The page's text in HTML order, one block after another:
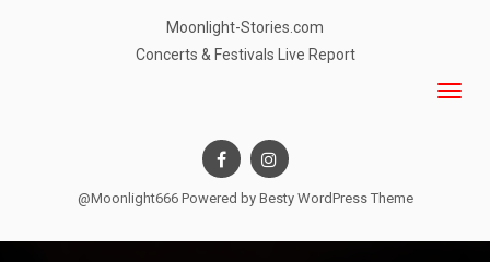
Moonlight-Stories.com
Concerts & Festivals Live Report
@Moonlight666 Powered by Besty WordPress Theme